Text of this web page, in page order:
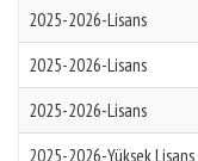
2025-2026-Lisans
2025-2026-Lisans
2025-2026-Lisans
2025-2026-Yüksek Lisans